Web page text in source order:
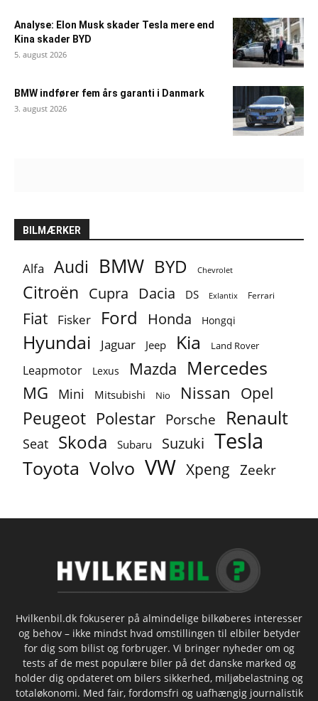
Analyse: Elon Musk skader Tesla mere end
Kina skader BYD
5. august 2026
BMW indfører fem års garanti i Danmark
3. august 2026
BILMÆRKER
Alfa Audi BMW BYD Chevrolet
Citroën Cupra Dacia DS Exlantix Ferrari
Fiat Fisker Ford Honda Hongqi
Hyundai Jaguar Jeep Kia Land Rover
Leapmotor Lexus Mazda Mercedes
MG Mini Mitsubishi Nio Nissan Opel
Peugeot Polestar Porsche Renault
Seat Skoda Subaru Suzuki Tesla
Toyota Volvo VW Xpeng Zeekr
Hvilkenbil.dk fokuserer på almindelige bilkøberes interesser
og behov – ikke mindst hvad omstillingen til elbiler betyder
for dig som bilist og forbruger. Vi bringer nyheder om og
tests af de mest populære biler på det danske marked og
holder dig opdateret om bilers sikkerhed, miljøbelastning og
totaløkonomi. Med fair, fordomsfri og uafhængig journalistik